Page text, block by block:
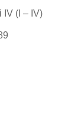
IV (I – IV)